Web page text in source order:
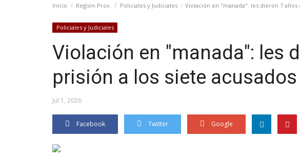
Inicio Región-Prov. Policiales y Judiciales Violación en "manada": les dieron 7 años
Policiales y Judiciales
Violación en "manada": les
prisión a los siete acusados
Jul 1, 2026
Facebook Twitter Google